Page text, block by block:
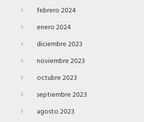
febrero 2024
enero 2024
diciembre 2023
noviembre 2023
octubre 2023
septiembre 2023
agosto 2023